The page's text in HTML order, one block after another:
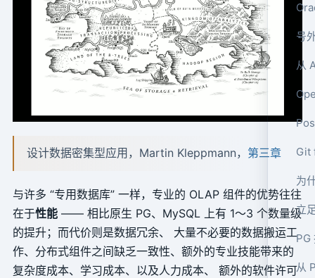
号
从
Git
为
立
PG
从
设计数据密集型应用，Martin Kleppmann， 第三章
与许多 “专用数据库” 一样，专业的 OLAP 组件的优势往往
在于性能—— 相比原生 PG、MySQL 上有 1～3 个数量级
的提升；而代价则是数据冗余、 大量不必要的数据搬运工
作、分布式组件之间缺乏一致性、额外的专业技能带来的
复杂度成本、学习成本、以及人力成本、 额外的软件许可